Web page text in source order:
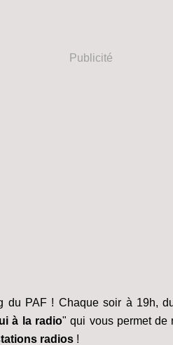
Publicité
du PAF ! Chaque soir à 19h,
à la radio" qui vous permet de
radios !